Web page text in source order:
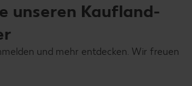
unseren Kaufland-
und mehr entdecken. Wir freuen